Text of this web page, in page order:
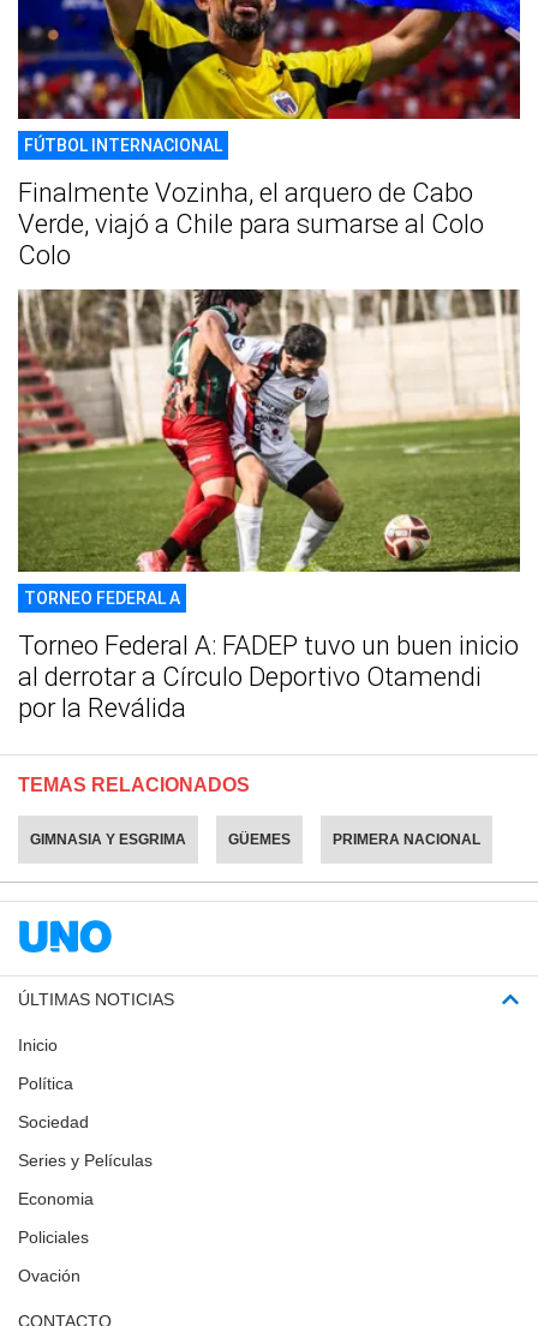
FÚTBOL INTERNACIONAL
Finalmente Vozinha, el arquero de Cabo
Verde, viajó a Chile para sumarse al Colo
Colo
TORNEO FEDERAL A
Torneo Federal A: FADEP tuvo un buen inicio
al derrotar a Círculo Deportivo Otamendi
por la Reválida
TEMAS RELACIONADOS
GIMNASIA Y ESGRIMA GÜEMES PRIMERA NACIONAL
ÚLTIMAS NOTICIAS
Inicio
Política
Sociedad
Series y Películas
Economia
Policiales
Ovación
CONTACTO